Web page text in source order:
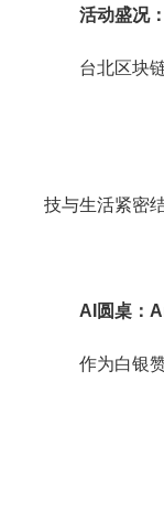
活动盛况
台北区块
大会现
技与生活紧密
整体氛
AI 圆桌：
作为白银
在“顶级